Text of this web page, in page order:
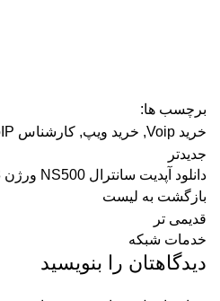
برچسب ها:
خرید Voip
, خرید ویپ, کارشناس VoIP
جدیدتر
دانلود آپدیت سانترال NS500 ورژن 8
بازگشت به لیست
قدیمی تر
خدمات شبکه
دیدگاهتان را بنویسید